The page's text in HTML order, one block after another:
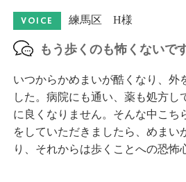
VOICE 練馬区 H様
もう歩くのも怖くないで
いつからかめまいが酷くなり、外
した。病院にも通い、薬も処方し
に良くなりません。そんな中こち
をしていただきましたら、めまい
り、それからは歩くことへの恐怖